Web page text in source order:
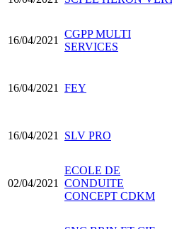
16/04/2021
CGPP MULTI
SERVICES
16/04/2021 FEY
16/04/2021 SLV PRO
02/04/2021
ECOLE DE
CONDUITE
CONCEPT CDKM